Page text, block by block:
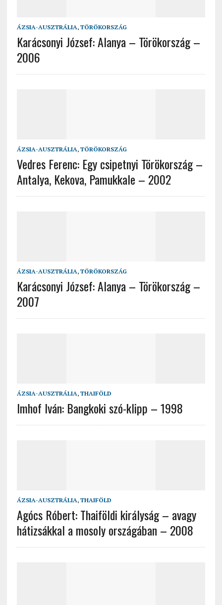
ÁZSIA-AUSZTRÁLIA, TÖRÖKORSZÁG
Karácsonyi József: Alanya – Törökország –
2006
ÁZSIA-AUSZTRÁLIA, TÖRÖKORSZÁG
Vedres Ferenc: Egy csipetnyi Törökország –
Antalya, Kekova, Pamukkale – 2002
ÁZSIA-AUSZTRÁLIA, TÖRÖKORSZÁG
Karácsonyi József: Alanya – Törökország –
2007
ÁZSIA-AUSZTRÁLIA, THAIFÖLD
Imhof Iván: Bangkoki szó-klipp – 1998
ÁZSIA-AUSZTRÁLIA, THAIFÖLD
Agócs Róbert: Thaiföldi királyság – avagy
hátizsákkal a mosoly országában – 2008